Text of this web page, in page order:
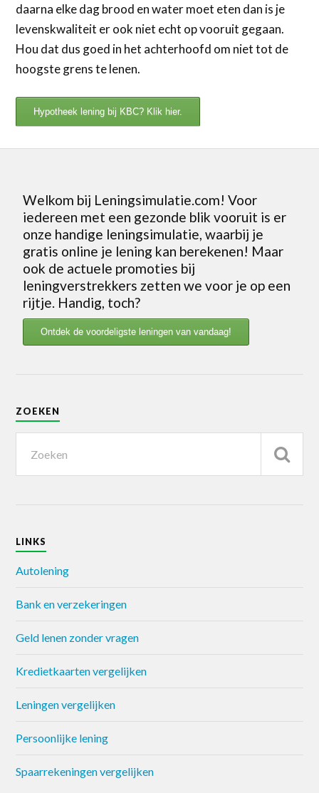
daarna elke dag brood en water moet eten dan is je
levenskwaliteit er ook niet echt op vooruit gegaan.
Hou dat dus goed in het achterhoofd om niet tot de
hoogste grens te lenen.
Hypotheek lening bij KBC? Klik hier.
Welkom bij Leningsimulatie.com! Voor
iedereen met een gezonde blik vooruit is er
onze handige leningsimulatie, waarbij je
gratis online je lening kan berekenen! Maar
ook de actuele promoties bij
leningverstrekkers zetten we voor je op een
rijtje. Handig, toch?
Ontdek de voordeligste leningen van vandaag!
ZOEKEN
LINKS
Autolening
Bank en verzekeringen
Geld lenen zonder vragen
Kredietkaarten vergelijken
Leningen vergelijken
Persoonlijke lening
Spaarrekeningen vergelijken